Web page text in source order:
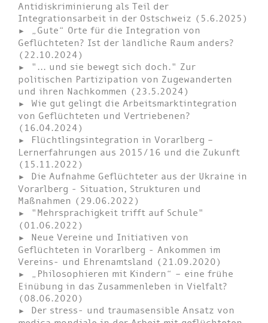
Antidiskriminierung als Teil der
Integrationsarbeit in der Ostschweiz (5.6.2025)
„Gute“ Orte für die Integration von
Geflüchteten? Ist der ländliche Raum anders?
(22.10.2024)
"... und sie bewegt sich doch." Zur
politischen Partizipation von Zugewanderten
und ihren Nachkommen (23.5.2024)
Wie gut gelingt die Arbeitsmarktintegration
von Geflüchteten und Vertriebenen?
(16.04.2024)
Flüchtlingsintegration in Vorarlberg –
Lernerfahrungen aus 2015/16 und die Zukunft
(15.11.2022)
Die Aufnahme Geflüchteter aus der Ukraine in
Vorarlberg - Situation, Strukturen und
Maßnahmen (29.06.2022)
"Mehrsprachigkeit trifft auf Schule"
(01.06.2022)
Neue Vereine und Initiativen von
Geflüchteten in Vorarlberg - Ankommen im
Vereins- und Ehrenamtsland (21.09.2020)
„Philosophieren mit Kindern“ – eine frühe
Einübung in das Zusammenleben in Vielfalt?
(08.06.2020)
Der stress- und traumasensible Ansatz von